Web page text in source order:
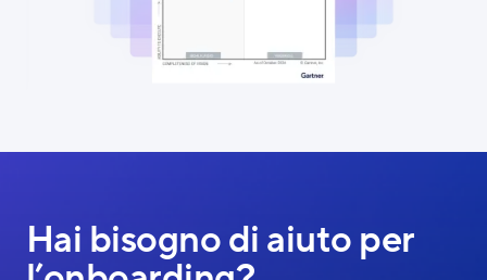
Hai bisogno di aiuto per